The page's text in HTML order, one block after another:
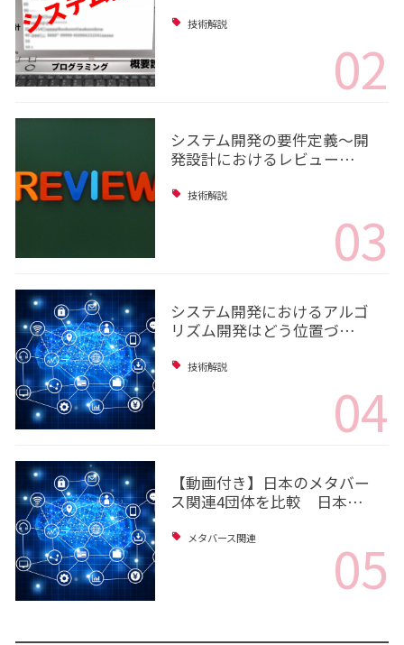
技術解説
02
システム開発の要件定義～開
発設計におけるレビュー…
技術解説
03
システム開発におけるアルゴ
リズム開発はどう位置づ…
技術解説
04
【動画付き】日本のメタバー
ス関連4団体を比較 日本…
メタバース関連 05